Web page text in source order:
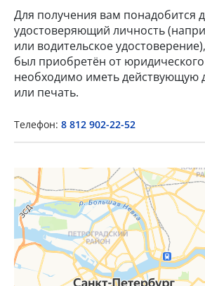
Для получения вам понадобится
удостоверяющий личность
или водительское
был приобретён от
необходимо иметь действующую
или печать.
Телефон: 8 812 902-22-52
Popup